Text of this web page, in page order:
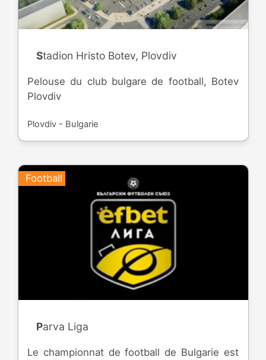
Stadion Hristo Botev, Plovdiv
Pelouse du club bulgare de football, Botev
Plovdiv
Plovdiv - Bulgarie
Football
Parva Liga
Le championnat de football de Bulgarie est